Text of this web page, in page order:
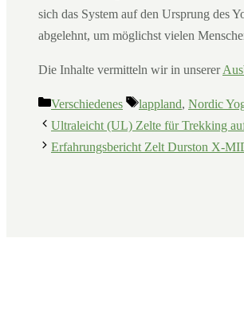
sich das System auf den Ursprung des
abgelehnt, um möglichst vielen
Die Inhalte vermitteln wir in unserer
Kategorien
Verschiedenes Schlagwörter
lappland, Nordic
Ultraleicht (UL) Zelte für Trekking
Erfahrungsbericht Zelt Durston X-